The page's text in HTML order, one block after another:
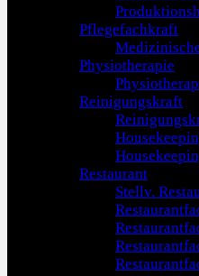
Pflegefachkraft
Physiotherapie
Reinigungskraft
Restaurant
Stellv.